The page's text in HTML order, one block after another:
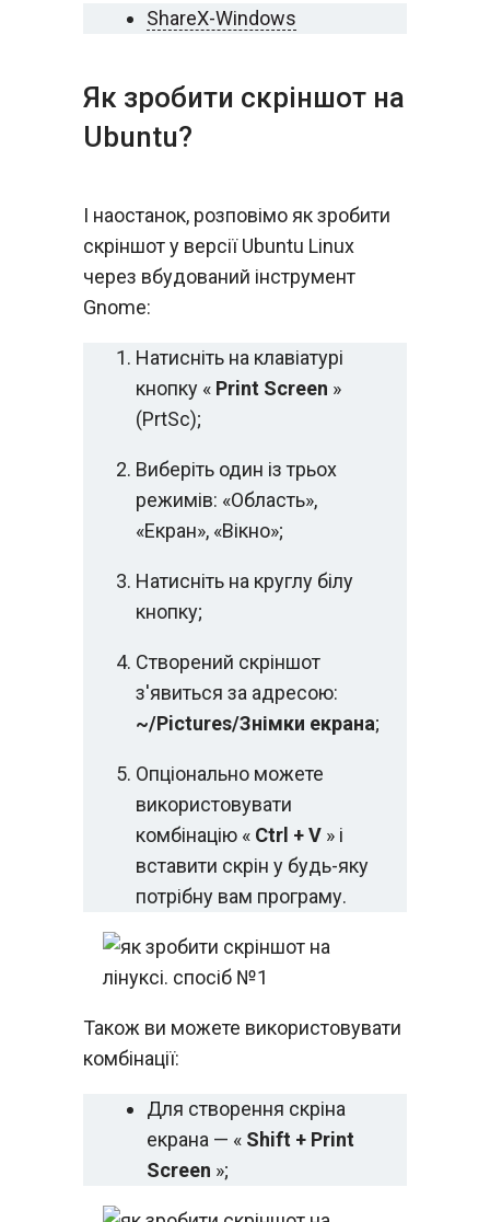
ShareX-Windows
Як зробити скріншот на
Ubuntu?
І наостанок, розповімо як зробити
скріншот у версії Ubuntu Linux
через вбудований інструмент
Gnome:
Натисніть на клавіатурі
кнопку « Print Screen »
(PrtSc);
Виберіть один із трьох
режимів: «Область»,
«Екран», «Вікно»;
Натисніть на круглу білу
кнопку;
Створений скріншот
з'явиться за адресою:
~/Pictures/Знімки екрана;
Опціонально можете
використовувати
комбінацію « Ctrl + V » і
вставити скрін у будь-яку
потрібну вам програму.
Також ви можете використовувати
комбінації:
Для створення скріна
екрана — « Shift + Print
Screen »;